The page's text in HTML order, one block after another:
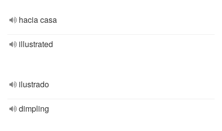
hacia casa
illustrated
ilustrado
dimpling